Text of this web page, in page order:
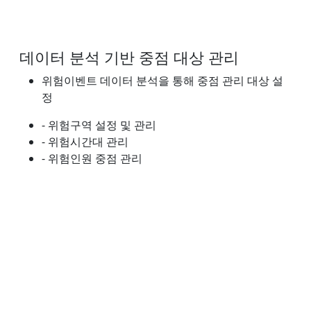
데이터 분석 기반 중점 대상 관리
위험이벤트 데이터 분석을 통해 중점 관리 대상 설
정
- 위험구역 설정 및 관리
- 위험시간대 관리
- 위험인원 중점 관리